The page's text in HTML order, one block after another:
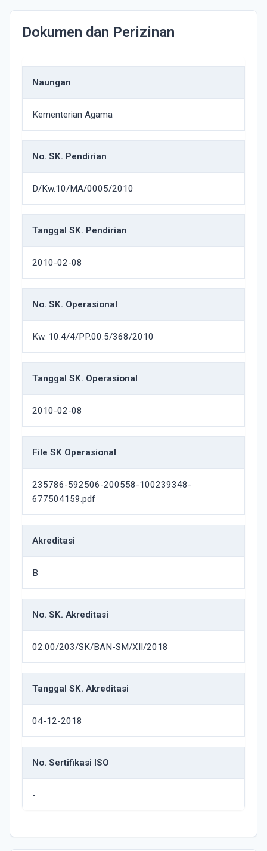
Dokumen dan Perizinan
Naungan
Kementerian Agama
No. SK. Pendirian
D/Kw.10/MA/0005/2010
Tanggal SK. Pendirian
2010-02-08
No. SK. Operasional
Kw. 10.4/4/PP.00.5/368/2010
Tanggal SK. Operasional
2010-02-08
File SK Operasional
235786-592506-200558-100239348-
677504159.pdf
Akreditasi
B
No. SK. Akreditasi
02.00/203/SK/BAN-SM/XII/2018
Tanggal SK. Akreditasi
04-12-2018
No. Sertifikasi ISO
-